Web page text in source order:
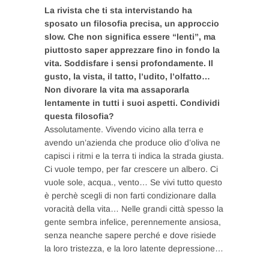
La rivista che ti sta intervistando ha
sposato un filosofia precisa, un approccio
slow. Che non significa essere “lenti”, ma
piuttosto saper apprezzare fino in fondo la
vita. Soddisfare i sensi profondamente. Il
gusto, la vista, il tatto, l’udito, l’olfatto…
Non divorare la vita ma assaporarla
lentamente in tutti i suoi aspetti. Condividi
questa filosofia?
Assolutamente. Vivendo vicino alla terra e
avendo un’azienda che produce olio d’oliva ne
capisci i ritmi e la terra ti indica la strada giusta.
Ci vuole tempo, per far crescere un albero. Ci
vuole sole, acqua., vento… Se vivi tutto questo
è perchè scegli di non farti condizionare dalla
voracità della vita… Nelle grandi città spesso la
gente sembra infelice, perennemente ansiosa,
senza neanche sapere perché e dove risiede
la loro tristezza, e la loro latente depressione…